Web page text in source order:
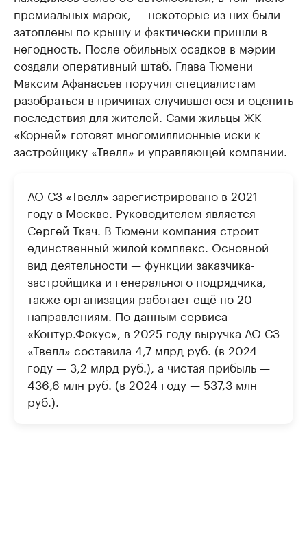
премиальных марок, — некоторые из них были
затоплены по крышу и фактически пришли в
негодность. После обильных осадков в мэрии
создали оперативный штаб. Глава Тюмени
Максим Афанасьев поручил специалистам
разобраться в причинах случившегося и оценить
последствия для жителей. Сами жильцы ЖК
«Корней» готовят многомиллионные иски к
застройщику «Твелл» и управляющей компании.
АО СЗ «Твелл» зарегистрировано в 2021
году в Москве. Руководителем является
Сергей Ткач. В Тюмени компания строит
единственный жилой комплекс. Основной
вид деятельности — функции заказчика-
застройщика и генерального подрядчика,
также организация работает ещё по 20
направлениям. По данным сервиса
«Контур.Фокус», в 2025 году выручка АО СЗ
«Твелл» составила 4,7 млрд руб. (в 2024
году — 3,2 млрд руб.), а чистая прибыль —
436,6 млн руб. (в 2024 году — 537,3 млн
руб.).